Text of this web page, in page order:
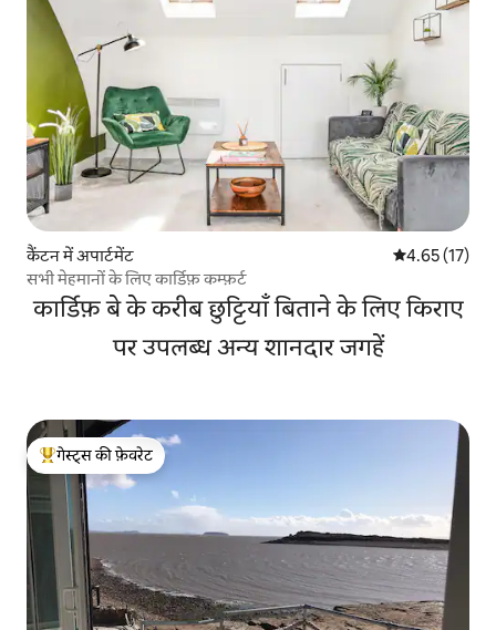
कैंटन में अपार्टमेंट औसत रेटिंग 5 में
4.65 (17)
सभी मेहमानों के लिए कार्डिफ़ कम्फ़र्ट
कार्डिफ़ बे के करीब छुट्टियाँ बिताने के लिए किराए
पर उपलब्ध अन्य शानदार जगहें
गेस्ट्स का टॉप फ़ेवरेट
गेस्ट्स की फ़ेवरेट